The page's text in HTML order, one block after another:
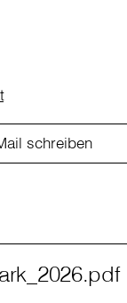
schreiben